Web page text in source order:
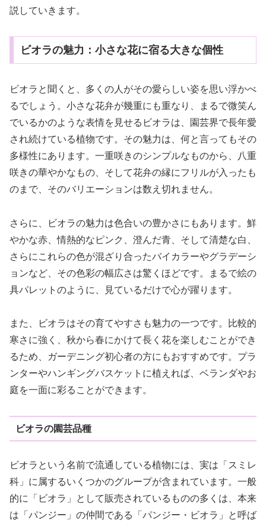
説していきます。
ビオラの魅力：小さな花に宿る大きな個性
ビオラと聞くと、多くの人がその愛らしい姿を思い浮かべ
るでしょう。小さな花弁が幾重にも重なり、まるで微笑ん
でいるかのような表情を見せるビオラは、園芸界で長年愛
され続けている植物です。その魅力は、何と言ってもその
多様性にあります。一重咲きのシンプルなものから、八重
咲きの華やかなもの、そして花弁の縁にフリルが入ったも
のまで、そのバリエーションは数え切れません。
さらに、ビオラの魅力は色合いの豊かさにもあります。鮮
やかな赤、情熱的なピンク、澄んだ青、そして清楚な白、
さらにこれらの色が混ざり合ったバイカラーやグラデーシ
ョンなど、その色彩の幅広さは驚くほどです。まるで絵の
具パレットのように、見ているだけで心が躍ります。
また、ビオラはその育てやすさも魅力の一つです。比較的
寒さに強く、秋から春にかけて長く花を楽しむことができ
るため、ガーデニング初心者の方にもおすすめです。プラ
ンターやハンギングバスケットに植えれば、ベランダやお
庭を一面に彩ることができます。
ビオラの園芸品種
ビオラという名前で流通している植物には、実は「スミレ
科」に属するいくつかのグループが含まれています。一般
的に「ビオラ」として販売されているものの多くは、本来
は「パンジー」の仲間である「パンジー・ビオラ」と呼ば